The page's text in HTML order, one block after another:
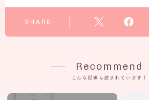
SHARE
Recommend
こんな記事も読まれています！